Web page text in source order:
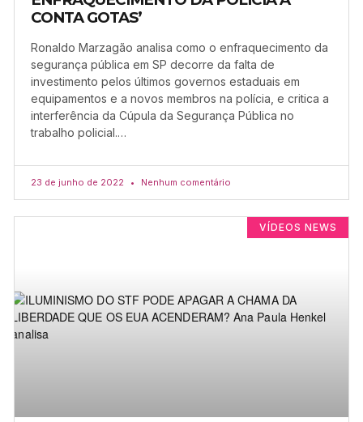
CONTA GOTAS’
Ronaldo Marzagão analisa como o enfraquecimento da
segurança pública em SP decorre da falta de
investimento pelos últimos governos estaduais em
equipamentos e a novos membros na polícia, e critica a
interferência da Cúpula da Segurança Pública no
trabalho policial.…
23 de junho de 2022 Nenhum comentário
VÍDEOS NEWS